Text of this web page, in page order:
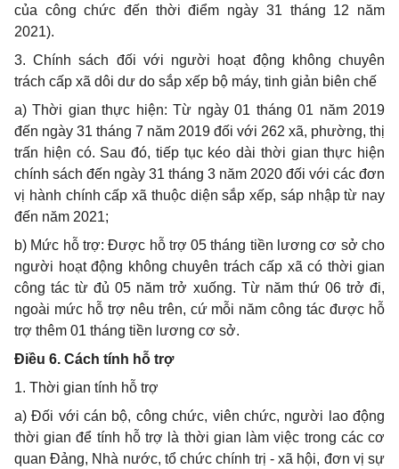
của công chức đến thời điểm ngày 31 tháng 12 năm
2021).
3. Chính sách đối với người hoạt động không chuyên
trách cấp xã dôi dư do sắp xếp bộ máy, tinh giản biên chế
a) Thời gian thực hiện: Từ ngày 01 tháng 01 năm 2019
đến ngày 31 tháng 7 năm 2019 đối với 262 xã, phường, thị
trấn hiện có. Sau đó, tiếp tục kéo dài thời gian thực hiện
chính sách đến ngày 31 tháng 3 năm 2020 đối với các đơn
vị hành chính cấp xã thuộc diện sắp xếp, sáp nhập từ nay
đến năm 2021;
b) Mức hỗ trợ: Được hỗ trợ 05 tháng tiền lương cơ sở cho
người hoạt động không chuyên trách cấp xã có thời gian
công tác từ đủ 05 năm trở xuống. Từ năm thứ 06 trở đi,
ngoài mức hỗ trợ nêu trên, cứ mỗi năm công tác được hỗ
trợ thêm 01 tháng tiền lương cơ sở.
Điều 6. Cách tính hỗ trợ
1. Thời gian tính hỗ trợ
a) Đối với cán bộ, công chức, viên chức, người lao động
thời gian để tính hỗ trợ là thời gian làm việc trong các cơ
quan Đảng, Nhà nước, tổ chức chính trị - xã hội, đơn vị sự